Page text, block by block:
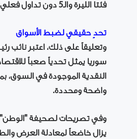
فئتا الليرة والـ5 دون تداول فعلي في السوق.
تحدٍ حقيقي لضبط الأسواق
وتعليقاً على ذلك، اعتبر نائب
سوريا يمثل تحدياً صعباً
النقدية الموجودة في السوق،
واضحة ومحددة.
وفي تصريحات لصحيفة "الوطن"
يزال خاضعاً لمعادلة العرض